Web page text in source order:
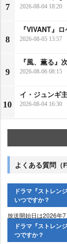
7 2026-08-04 18:20
8
『VIVANT』
2026-08-05 13:57
9
『風、薫る』
2026-08-06 08:15
10
イ・ジュンギ
2026-08-04 16:30
よくある質問（
ドラマ『ストレン
いつですか？
放送開始日は2026年7
ドラマ『ストレン
つですか？